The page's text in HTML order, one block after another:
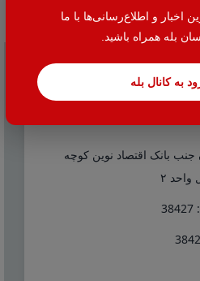
اخبار و اطلاع‌رسانی‌ها با ما
بله همراه باشید.
به کانال بله
جنب بانک اقتصاد نوین کوچه